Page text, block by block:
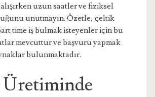
uzun saatler ve fiziksel
unutmayın. Özetle, çeltik
time iş bulmak isteyenler için bu
mevcuttur ve başvuru yapmak
bulunmaktadır.